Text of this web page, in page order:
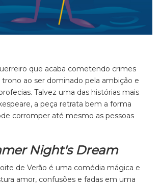
que acaba cometendo crimes
trono ao ser dominado pela ambição e
Talvez uma das histórias mais
a peça retrata bem a forma
corromper até mesmo as pessoas
Night's Dream
de Verão é uma comédia mágica e
amor, confusões e fadas em uma